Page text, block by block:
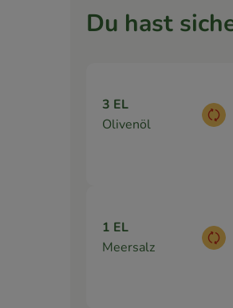
Du hast
3 EL
Olivenöl
1 EL
Meersalz